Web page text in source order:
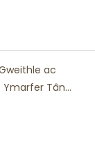
ac
Ymarfer Tân